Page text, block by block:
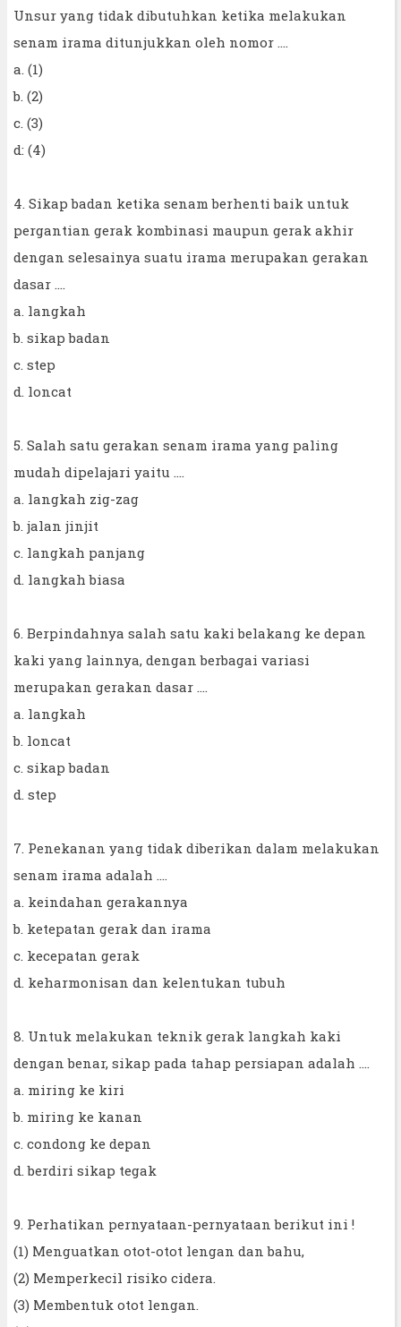
Unsur yang tidak dibutuhkan ketika melakukan
senam irama ditunjukkan oleh nomor ....
a. (1)
b. (2)
c. (3)
d: (4)
4. Sikap badan ketika senam berhenti baik untuk
pergantian gerak kombinasi maupun gerak akhir
dengan selesainya suatu irama merupakan gerakan
dasar ....
a. langkah
b. sikap badan
c. step
d. loncat
5. Salah satu gerakan senam irama yang paling
mudah dipelajari yaitu ....
a. langkah zig-zag
b. jalan jinjit
c. langkah panjang
d. langkah biasa
6. Berpindahnya salah satu kaki belakang ke depan
kaki yang lainnya, dengan berbagai variasi
merupakan gerakan dasar ....
a. langkah
b. loncat
c. sikap badan
d. step
7. Penekanan yang tidak diberikan dalam melakukan
senam irama adalah ....
a. keindahan gerakannya
b. ketepatan gerak dan irama
c. kecepatan gerak
d. keharmonisan dan kelentukan tubuh
8. Untuk melakukan teknik gerak langkah kaki
dengan benar, sikap pada tahap persiapan adalah ....
a. miring ke kiri
b. miring ke kanan
c. condong ke depan
d. berdiri sikap tegak
9. Perhatikan pernyataan-pernyataan berikut ini !
(1) Menguatkan otot-otot lengan dan bahu,
(2) Memperkecil risiko cidera.
(3) Membentuk otot lengan.